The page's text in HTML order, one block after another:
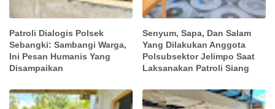
Patroli Dialogis Polsek
Sebangki: Sambangi Warga,
Ini Pesan Humanis Yang
Disampaikan
Senyum, Sapa, Dan Salam
Yang Dilakukan Anggota
Polsubsektor Jelimpo Saat
Laksanakan Patroli Siang